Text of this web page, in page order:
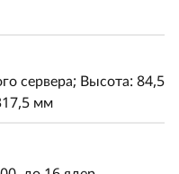
к приложениям
Его
возможности
которые легко
сервера; Высота: 84,5
мм